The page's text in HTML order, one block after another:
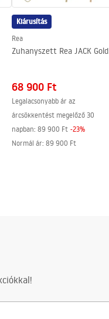
Kiárusítás
Rea
Zuhanyszett Rea JACK Gold
68 900 Ft
Legalacsonyabb ár az
árcsökkentést megelőző 30
napban: 89 900 Ft -23%
Normál ár: 89 900 Ft